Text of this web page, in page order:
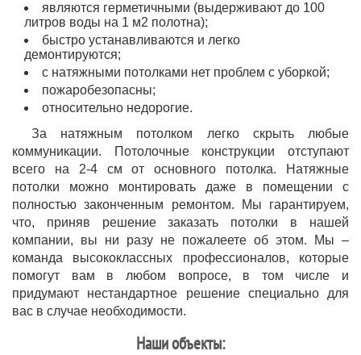
являются герметичными (выдерживают до 100
литров воды на 1 м2 полотна);
быстро устанавливаются и легко
демонтируются;
с натяжными потолками нет проблем с уборкой;
пожаробезопасны;
относительно недорогие.
За натяжным потолком легко скрыть любые
коммуникации. Потолочные конструкции отступают
всего на 2-4 см от основного потолка. Натяжные
потолки можно монтировать даже в помещении с
полностью законченным ремонтом. Мы гарантируем,
что, приняв решение заказать потолки в нашей
компании, вы ни разу не пожалеете об этом. Мы –
команда высококлассных профессионалов, которые
помогут вам в любом вопросе, в том числе и
придумают нестандартное решение специально для
вас в случае необходимости.
Наши объекты: